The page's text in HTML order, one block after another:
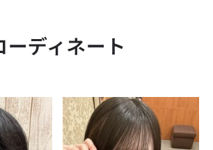
ーディネート